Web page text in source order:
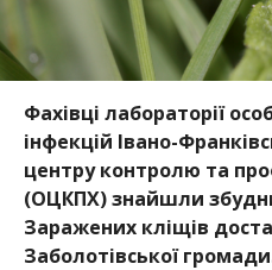
Фахівці лабораторії
інфекцій Івано-
центру контролю та
(ОЦКПХ) знайшли
Заражених кліщів
Заболотівської